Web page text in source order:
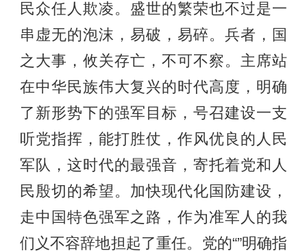
民众任人欺凌。盛世的繁荣也不过是一
串虚无的泡沫，易破，易碎。兵者，国
之大事，攸关存亡，不可不察。主席站
在中华民族伟大复兴的时代高度，明确
了新形势下的强军目标，号召建设一支
听党指挥，能打胜仗，作风优良的人民
军队，这时代的最强音，寄托着党和人
民殷切的希望。加快现代化国防建设，
走中国特色强军之路，作为准军人的我
们义不容辞地担起了重任。党的“”明确指